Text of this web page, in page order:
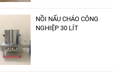
NỒI NẤU CHÁO CÔNG
NGHIỆP 30 LÍT